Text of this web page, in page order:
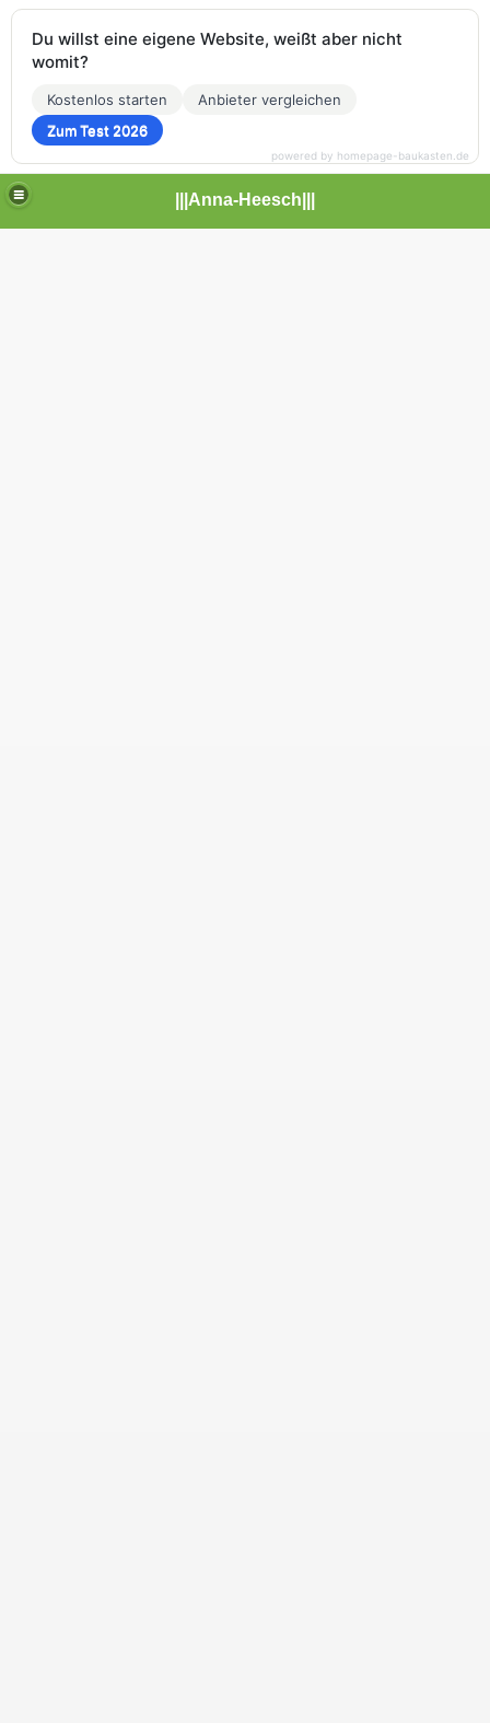
|||Anna-Heesch|||
Du willst eine eigene Website, weißt aber nicht
womit?
Kostenlos starten
Anbieter vergleichen
Zum Test 2026
powered by homepage-baukasten.de